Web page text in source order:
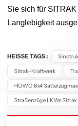
Sie sich für
Langlebigkeit
HEISSE TAGS :
Sitrak-Kraftwerk
HOWO 6x4
Straßenzüge LKWs Sitrak